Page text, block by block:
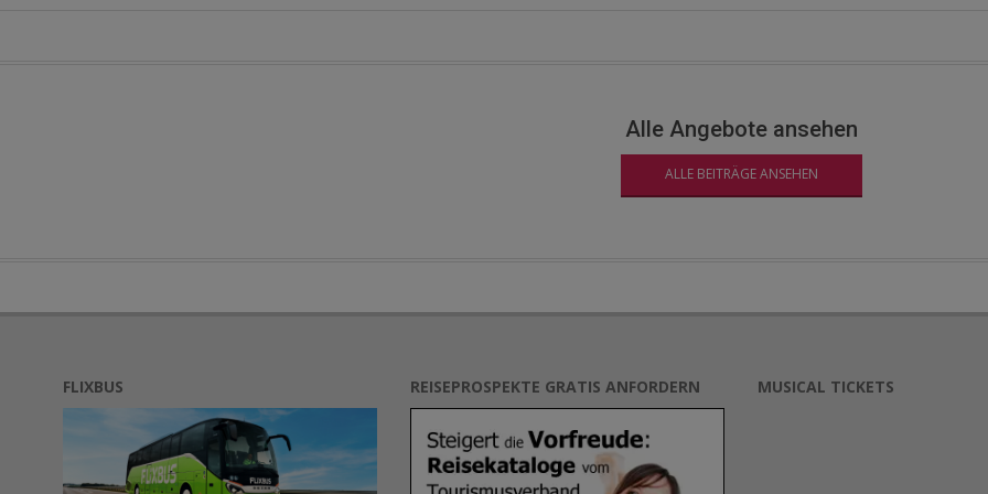
Alle Angebote ansehen
ALLE BEITRÄGE ANSEHEN
FLIXBUS REISEPROSPEKTE GRATIS ANFORDERN MUSICAL TICKETS